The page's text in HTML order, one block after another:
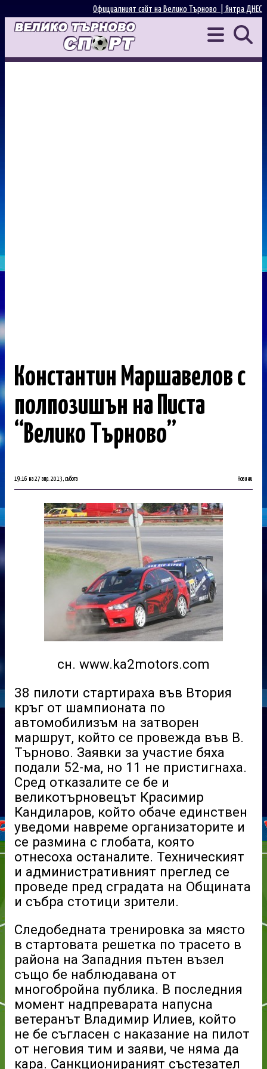
Янтра ДНЕС
Официалният сайт на Велико Търново |
Константин Маршавелов с
полпозишън на Писта
“Велико Търново”
19:16 на 27 апр. 2013, събота Новини
сн. www.ka2motors.com
38 пилоти стартираха във Втория
кръг от шампионата по
автомобилизъм на затворен
маршрут, който се провежда във В.
Търново. Заявки за участие бяха
подали 52-ма, но 11 не пристигнаха.
Сред отказалите се бе и
великотърновецът Красимир
Кандиларов, който обаче единствен
уведоми навреме организаторите и
се размина с глобата, която
отнесоха останалите. Техническият
и административният преглед се
проведе пред сградата на Общината
и събра стотици зрители.
Следобедната тренировка за място
в стартовата решетка по трасето в
района на Западния пътен възел
също бе наблюдавана от
многобройна публика. В последния
момент надпреварата напусна
ветеранът Владимир Илиев, който
не бе съгласен с наказание на пилот
от неговия тим и заяви, че няма да
кара. Санкционираният състезател